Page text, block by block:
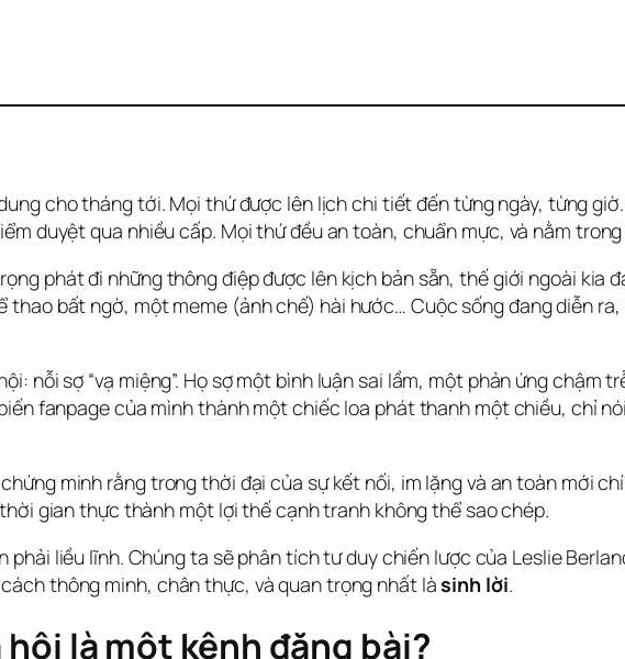
cho tháng tới. Mọi thứ được lên lịch chi tiết đến từng ngày, từng
duyệt qua nhiều cấp. Mọi thứ đều an toàn, chuẩn mực, và nằm
phát đi những thông điệp được lên kịch bản sẵn, thế giới ngoài kia
bất ngờ, một meme (ảnh chế) hài hước… Cuộc sống đang diễn
nỗi sợ “vạ miệng”. Họ sợ một bình luận sai lầm, một phản ứng chậm
fanpage của mình thành một chiếc loa phát thanh một chiều, chỉ
minh rằng trong thời đại của sự kết nối, im lặng và an toàn mới
gian thực thành một lợi thế cạnh tranh không thể sao chép.
phải liều lĩnh. Chúng ta sẽ phân tích tư duy chiến lược của Leslie
thông minh, chân thực, và quan trọng nhất là sinh lời.
là một kênh đăng bài?